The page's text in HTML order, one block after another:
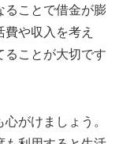
ることで借金が膨
や収入を考え
ることが大切です
がけましょう。